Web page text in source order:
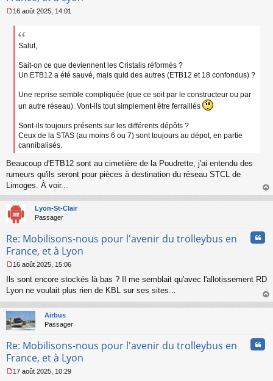
e
16 août 2025, 14:01
Salut,
Sait-on ce que deviennent les Cristalis réformés ?
Un ETB12 a été sauvé, mais quid des autres (ETB12 et 18 confondus) ?
Une reprise semble compliquée (que ce soit par le constructeur ou par
un autre réseau). Vont-ils tout simplement être ferraillés
Sont-ils toujours présents sur les différents dépôts ?
Ceux de la STAS (au moins 6 ou 7) sont toujours au dépot, en partie
cannibalisés.
Beaucoup d'ETB12 sont au cimetière de la Poudrette, j'ai entendu des
rumeurs qu'ils seront pour pièces à destination du réseau STCL de
Limoges. À voir...
au
Lyon-St-Clair
Passager
Re: Mobilisons-nous pour l'avenir du trolleybus en
France, et à Lyon
e
s
a
g
e
o
u
16 août 2025, 15:06
Ils sont encore stockés là bas ? Il me semblait qu'avec l'allotissement RD
Lyon ne voulait plus rien de KBL sur ses sites...
au
Airbus
Passager
Re: Mobilisons-nous pour l'avenir du trolleybus en
France, et à Lyon
17 août 2025, 10:29